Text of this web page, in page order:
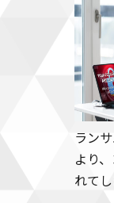
ラン
より
れて